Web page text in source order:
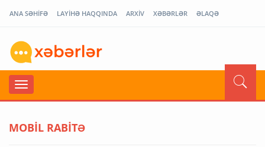
ANA SƏHİFƏ LAYİHƏ HAQQINDA ARXİV XƏBƏRLƏR ƏLAQƏ
MOBİL RABİTƏ